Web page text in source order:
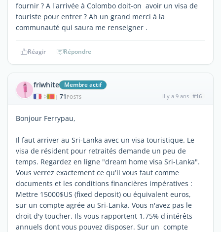
fournir ? A l'arrivée à Colombo doit-on avoir un visa de
touriste pour entrer ? Ah un grand merci à la
communauté qui saura me renseigner .
Réagir Répondre
friwhite Membre actif
| 71 POSTS il y a 9 ans #16
Bonjour Ferrypau,
Il faut arriver au Sri-Lanka avec un visa touristique. Le
visa de résident pour retraités demande un peu de
temps. Regardez en ligne "dream home visa Sri-Lanka".
Vous verrez exactement ce qu'il vous faut comme
documents et les conditions financières impératives :
Mettre 15000$US (fixed deposit) ou équivalent euros,
sur un compte agrée au Sri-Lanka. Vous n'avez pas le
droit d'y toucher. Ils vous rapportent 1,75% d'intérêts
annuels dont vous pouvez disposer. Sur un compte